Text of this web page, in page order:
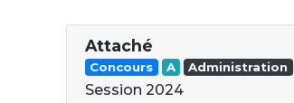
Attaché
Concours A Administration
Session 2024